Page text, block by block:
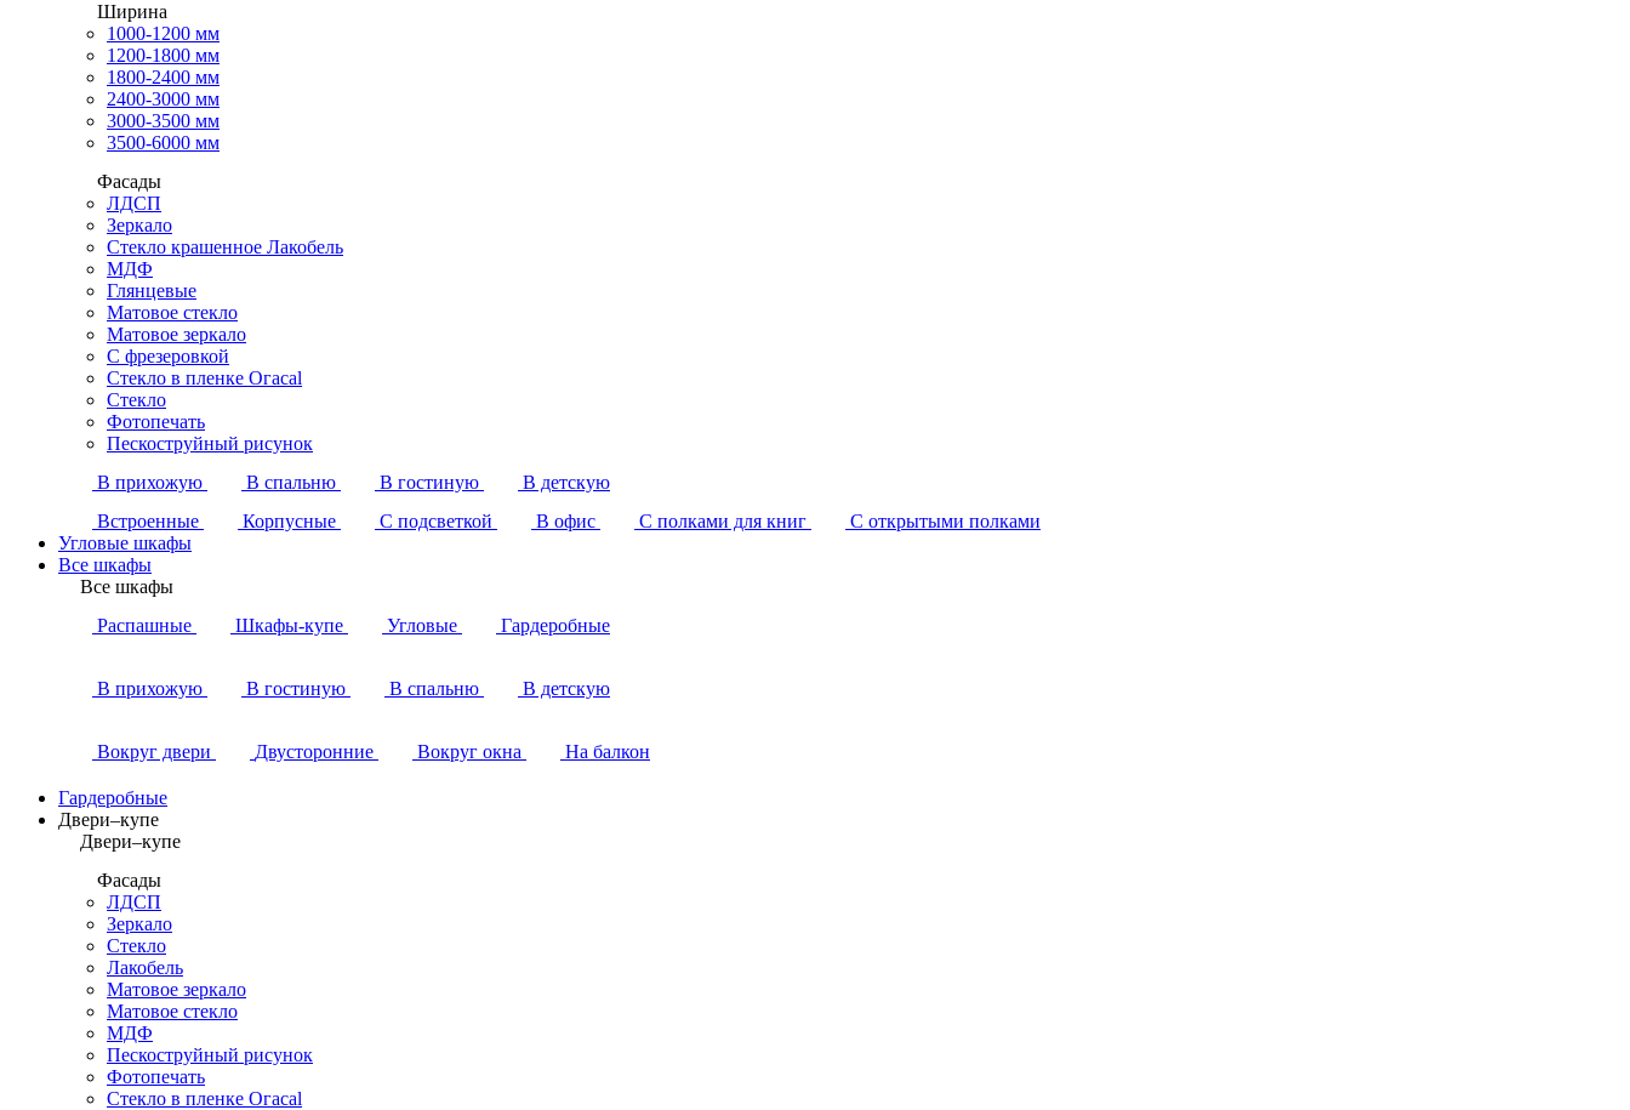
Ширина
1000-1200 мм
1200-1800 мм
1800-2400 мм
2400-3000 мм
3000-3500 мм
3500-6000 мм
Фасады
ЛДСП
Зеркало
Стекло крашенное Лакобель
МДФ
Глянцевые
Матовое стекло
Матовое зеркало
С фрезеровкой
Стекло в пленке Огасаl
Стекло
Фотопечать
Пескоструйный рисунок
В прихожую
В спальню В гостиную
В детскую
Встроенные
Корпусные С подсветкой В офис С полками для книг
С открытыми полками
Угловые шкафы
Все шкафы
Все шкафы
Распашные
Шкафы-купе Угловые Гардеробные
В прихожую В гостиную В спальню В детскую
Вокруг двери Двусторонние Вокруг окна На балкон
Гардеробные
Двери–купе
Двери–купе
Фасады
ЛДСП
Зеркало
Стекло
Лакобель
Матовое зеркало
Матовое стекло
МДФ
Пескоструйный рисунок
Фотопечать
Стекло в пленке Огасаl